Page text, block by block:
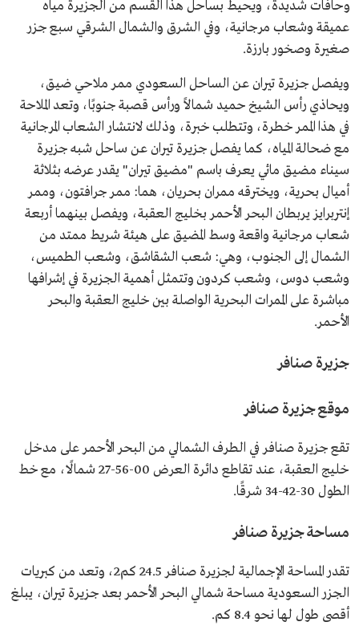
وحافات شديدة، ويحيط بساحل هذا القسم من الجزيرة مياه
عميقة وشعاب مرجانية، وفي الشرق والشمال الشرقي سبع جزر
صغيرة وصخور بارزة.
ويفصل جزيرة تيران عن الساحل السعودي ممر ملاحي ضيق،
ويحاذي رأس الشيخ حميد شمالاً ورأس قصبة جنوبًا، وتعد الملاحة
في هذا الممر خطرة، وتتطلب خبرة، وذلك لانتشار الشعاب المرجانية
مع ضحالة المياه، كما يفصل جزيرة تيران عن ساحل شبه جزيرة
سيناء مضيق مائي يعرف باسم "مضيق تيران" يقدر عرضه بثلاثة
أميال بحرية، ويخترقه ممران بحريان، هما: ممر جرافتون، وممر
إنتربرايز يربطان البحر الأحمر بخليج العقبة، ويفصل بينهما أربعة
شعاب مرجانية واقعة وسط المضيق على هيئة شريط ممتد من
الشمال إلى الجنوب، وهي: شعب الشقاشق، وشعب الطميس،
وشعب دوس، وشعب كردون وتتمثل أهمية الجزيرة في إشرافها
مباشرة على الممرات البحرية الواصلة بين خليج العقبة والبحر
الأحمر.
جزيرة صنافر
موقع جزيرة صنافر
تقع جزيرة صنافر في الطرف الشمالي من البحر الأحمر على مدخل
خليج العقبة، عند تقاطع دائرة العرض 00-56-27 شمالًا، مع خط
الطول 30-42-34 شرقًا.
مساحة جزيرة صنافر
تقدر المساحة الإجمالية لجزيرة صنافر 24.5 كم2، وتعد من كبريات
الجزر السعودية مساحة شمالي البحر الأحمر بعد جزيرة تيران، يبلغ
أقصى طول لها نحو 8.4 كم.